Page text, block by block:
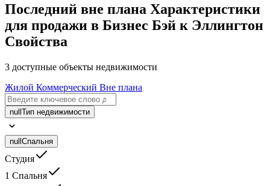
Последний вне плана Характеристики
для продажи в Бизнес Бэй к Эллингтон
Свойства
3 доступные объекты недвижимости
Жилой Коммерческий Вне плана
null Тип недвижимости
null Спальня
Студия
1 Спальня